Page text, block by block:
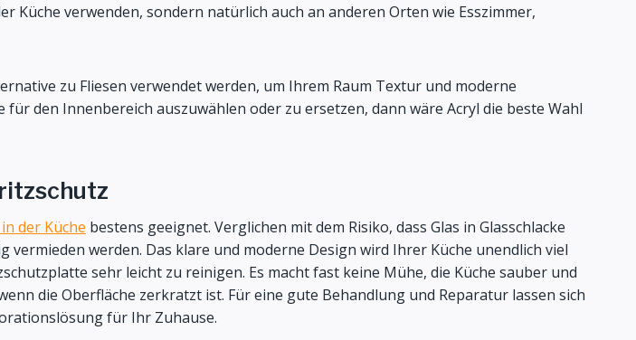
Küche verwenden, sondern natürlich auch an anderen Orten wie Esszimmer,
zu Fliesen verwendet werden, um Ihrem Raum Textur und moderne
den Innenbereich auszuwählen oder zu ersetzen, dann wäre Acryl die beste Wahl
der Küche bestens geeignet. Verglichen mit dem Risiko, dass Glas in Glasschlacke
werden. Das klare und moderne Design wird Ihrer Küche unendlich viel
sehr leicht zu reinigen. Es macht fast keine Mühe, die Küche sauber und
die Oberfläche zerkratzt ist. Für eine gute Behandlung und Reparatur lassen sich
für Ihr Zuhause.